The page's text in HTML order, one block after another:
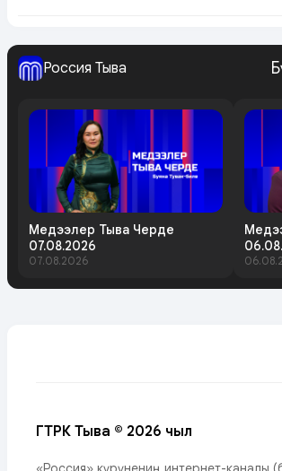
Россия Тыва
Медээлер Тыва Черде
07.08.2026
07.08.2026
ГТРК Тыва © 2026 чыл